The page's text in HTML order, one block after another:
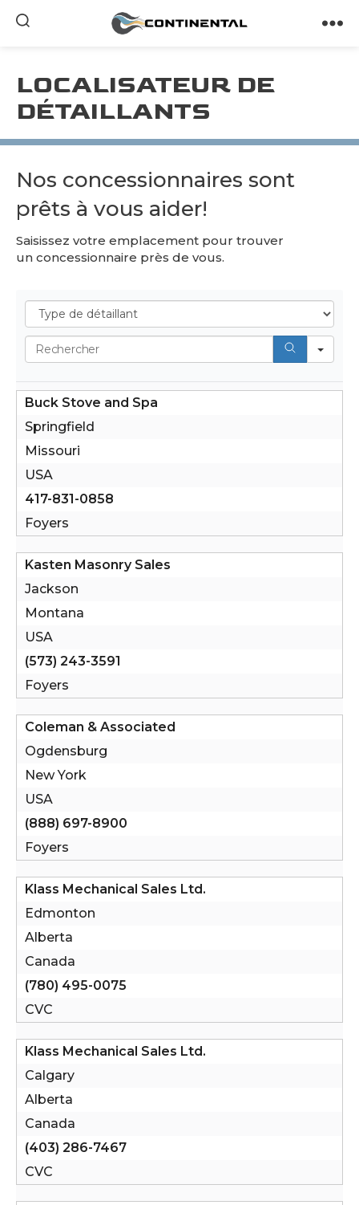
LOCALISATEUR DE
DÉTAILLANTS
Nos concessionnaires sont
prêts à vous aider!
Saisissez votre emplacement pour trouver
un concessionnaire près de vous.
Type de détaillant
Search
Buck Stove and Spa
Springfield
Missouri
USA
417-831-0858
Foyers
Kasten Masonry Sales
Jackson
Montana
USA
(573) 243-3591
Foyers
Coleman & Associated
Ogdensburg
New York
USA
(888) 697-8900
Foyers
Klass Mechanical Sales Ltd.
Edmonton
Alberta
Canada
(780) 495-0075
CVC
Klass Mechanical Sales Ltd.
Calgary
Alberta
Canada
(403) 286-7467
CVC